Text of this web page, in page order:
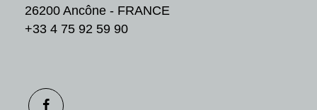
26200 Ancône - FRANCE
+33 4 75 92 59 90